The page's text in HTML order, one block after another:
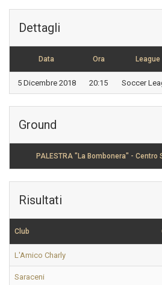
Dettagli
Data Ora League
5 Dicembre 2018 20:15 Soccer
Ground
PALESTRA "La Bombonera" -
Risultati
Club
L'Amico Charly
Saraceni